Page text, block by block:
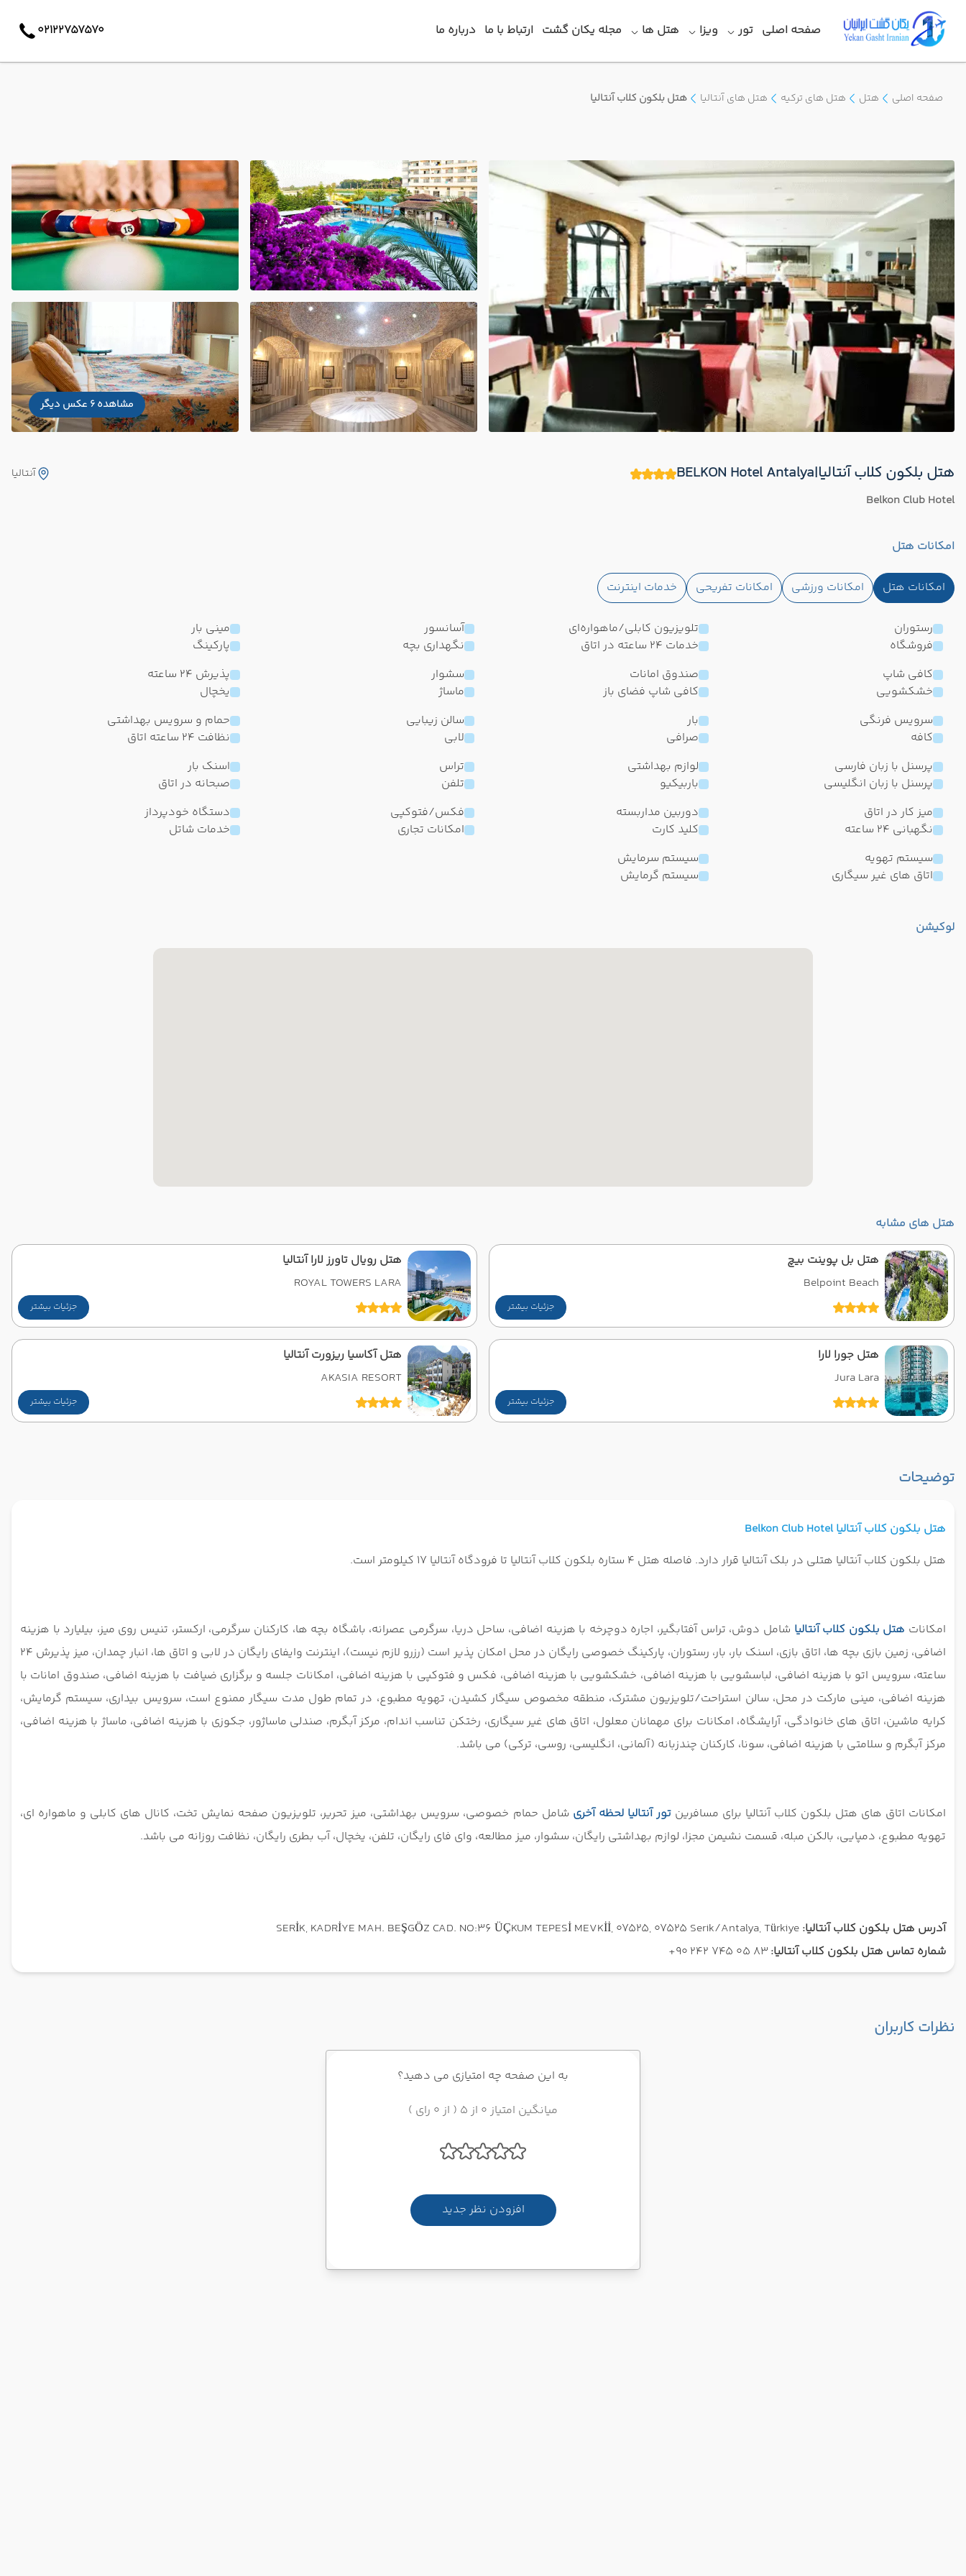
صفحه اصلی تور ویزا هتل ها مجله یکان گشت ارتباط با ما درباره ما 02122757570
صفحه اصلی هتل هتل های ترکیه هتل های آنتالیا هتل بلکون کلاب آنتالیا
مشاهده 6 عکس دیگر
هتل بلکون کلاب آنتالیا|BELKON Hotel Antalya
Belkon Club Hotel
آنتالیا
امکانات هتل
امکانات هتل امکانات ورزشی امکانات تفریحی خدمات اینترنت
رستوران
فروشگاه
تلویزیون کابلی/ماهواره‌ای
خدمات 24 ساعته در اتاق
آسانسور
نگهداری بچه
مینی بار
پارکینگ
کافی شاپ
خشکشویی
صندوق امانات
کافی شاپ فضای باز
سشوار
ماساژ
پذیرش 24 ساعته
یخچال
سرویس فرنگی
کافه
بار
صرافی
سالن زیبایی
لابی
حمام و سرویس بهداشتی
نظافت 24 ساعته اتاق
پرسنل با زبان فارسی
پرسنل با زبان انگلیسی
لوازم بهداشتی
باربیکیو
تراس
تلفن
اسنک بار
صبحانه در اتاق
میز کار در اتاق
نگهبانی 24 ساعته
دوربین مداربسته
کلید کارت
فکس/فتوکپی
امکانات تجاری
دستگاه خودپرداز
خدمات شاتل
سیستم تهویه
اتاق های غیر سیگاری
سیستم سرمایش
سیستم گرمایش
لوکیشن
هتل های مشابه
هتل بل پوینت بیچ
Belpoint Beach
جزئیات بیشتر
هتل رویال تاورز لارا آنتالیا
ROYAL TOWERS LARA
جزئیات بیشتر
هتل جورا لارا
Jura Lara
جزئیات بیشتر
هتل آکاسیا ریزورت آنتالیا
AKASIA RESORT
جزئیات بیشتر
توضیحات
هتل بلکون کلاب آنتالیا Belkon Club Hotel
هتل بلکون کلاب آنتالیا هتلی در بلک آنتالیا قرار دارد. فاصله هتل 4 ستاره بلکون کلاب آنتالیا تا فرودگاه آنتالیا 17 کیلومتر است.
امکانات هتل بلکون کلاب آنتالیا شامل دوش، تراس آفتابگیر، اجاره دوچرخه با هزینه اضافی، ساحل دریا، سرگرمی عصرانه، باشگاه بچه ها، کارکنان سرگرمی، ارکستر، تنیس روی میز، بیلیارد با هزینه
اضافی، زمین بازی بچه ها، اتاق بازی، اسنک بار، بار، رستوران، پارکینگ خصوصی رایگان در محل امکان پذیر است (رزرو لازم نیست)، اینترنت وایفای رایگان در لابی و اتاق ها، انبار چمدان، میز پذیرش 24
ساعته، سرویس اتو با هزینه اضافی، لباسشویی با هزینه اضافی، خشکشویی با هزینه اضافی، فکس و فتوکپی با هزینه اضافی، امکانات جلسه و برگزاری ضیافت با هزینه اضافی، صندوق امانات با
هزینه اضافی، مینی مارکت در محل، سالن استراحت/تلویزیون مشترک، منطقه مخصوص سیگار کشیدن، تهویه مطبوع، در تمام طول مدت سیگار ممنوع است، سرویس بیداری، سیستم گرمایش،
کرایه ماشین، اتاق های خانوادگی، آرایشگاه، امکانات برای مهمانان معلول، اتاق های غیر سیگاری، رختکن تناسب اندام، مرکز آبگرم، صندلی ماساژور، جکوزی با هزینه اضافی، ماساژ با هزینه اضافی،
مرکز آبگرم و سلامتی با هزینه اضافی، سونا، کارکنان چندزبانه (آلمانی، انگلیسی، روسی، ترکی) می باشد.
امکانات اتاق های هتل بلکون کلاب آنتالیا برای مسافرینتور آنتالیا لحظه آخری شامل حمام خصوصی، سرویس بهداشتی، میز تحریر، تلویزیون صفحه نمایش تخت، کانال های کابلی و ماهواره ای،
تهویه مطبوع، دمپایی، بالکن مبله، قسمت نشیمن مجزا، لوازم بهداشتی رایگان، سشوار، میز مطالعه، وای فای رایگان، تلفن، یخچال، آب بطری رایگان، نظافت روزانه می باشد.
آدرس هتل بلکون کلاب آنتالیا:
شماره تماس هتل بلکون کلاب آنتالیا:
نظرات کاربران
به این صفحه چه امتیازی می دهید؟
میانگین امتیاز 0 از 5 ( از 0 رای )
افزودن نظر جدید